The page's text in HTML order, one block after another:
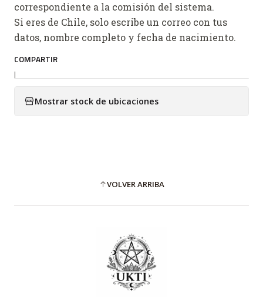
correspondiente a la comisión del sistema.
Si eres de Chile, solo escribe un correo con tus
datos, nombre completo y fecha de nacimiento.
COMPARTIR
|
Mostrar stock de ubicaciones
VOLVER ARRIBA